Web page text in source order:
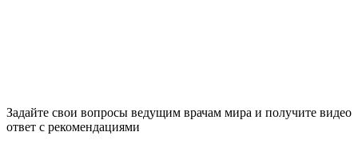
Задайте свои вопросы ведущим врачам мира и получите видео
ответ с рекомендациями